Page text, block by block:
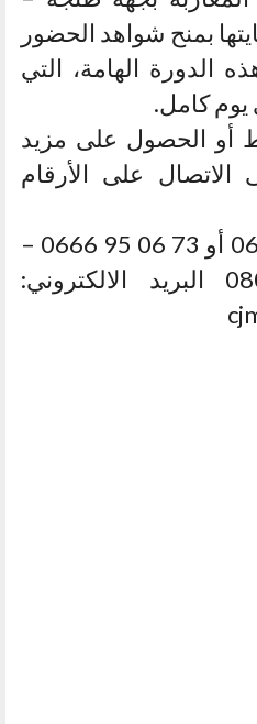
بمنح شواهد الحضور
الدورة الهامة، التي
يوم كامل.
أو الحصول على مزيد
على الأرقام
الهاتف : 56 56 29 0661 أو 73 06 95 0666 –
الفاكس: 0808383454 البريد الالكتروني: